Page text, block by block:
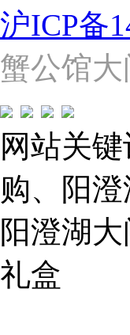
号
（靠
近
苗
圃
路）
Tel:
021-
62243579
E-
mail:
859749344@qq.com
1019225591
沪ICP备
蟹公馆
网站关
购、阳
阳澄湖
礼盒